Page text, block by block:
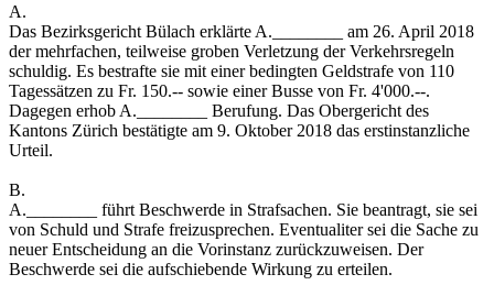
A.
Das Bezirksgericht Bülach erklärte A.________ am 26. April 2018
der mehrfachen, teilweise groben Verletzung der Verkehrsregeln
schuldig. Es bestrafte sie mit einer bedingten Geldstrafe von 110
Tagessätzen zu Fr. 150.-- sowie einer Busse von Fr. 4'000.--.
Dagegen erhob A.________ Berufung. Das Obergericht des
Kantons Zürich bestätigte am 9. Oktober 2018 das erstinstanzliche
Urteil.
B.
A.________ führt Beschwerde in Strafsachen. Sie beantragt, sie sei
von Schuld und Strafe freizusprechen. Eventualiter sei die Sache zu
neuer Entscheidung an die Vorinstanz zurückzuweisen. Der
Beschwerde sei die aufschiebende Wirkung zu erteilen.